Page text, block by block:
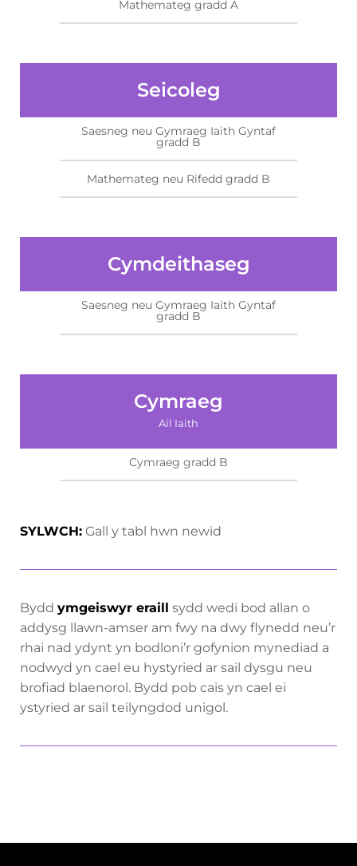
Mathemateg gradd A
Seicoleg
Saesneg neu Gymraeg Iaith Gyntaf
gradd B
Mathemateg neu Rifedd gradd B
Cymdeithaseg
Saesneg neu Gymraeg Iaith Gyntaf
gradd B
Cymraeg
Ail Iaith
Cymraeg gradd B
SYLWCH: Gall y tabl hwn newid
Bydd ymgeiswyr eraill sydd wedi bod allan o
addysg llawn-amser am fwy na dwy flynedd neu’r
rhai nad ydynt yn bodloni’r gofynion mynediad a
nodwyd yn cael eu hystyried ar sail dysgu neu
brofiad blaenorol. Bydd pob cais yn cael ei
ystyried ar sail teilyngdod unigol.